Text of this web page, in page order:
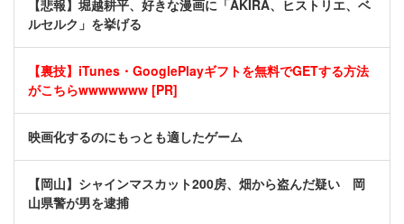
【悲報】堀越耕平、好きな漫画に「AKIRA、ヒストリエ、ベ
ルセルク」を挙げる
【裏技】iTunes・GooglePlayギフトを無料でGETする方法
がこちらwwwwwww [PR]
映画化するのにもっとも適したゲーム
【岡山】シャインマスカット200房、畑から盗んだ疑い 岡
山県警が男を逮捕